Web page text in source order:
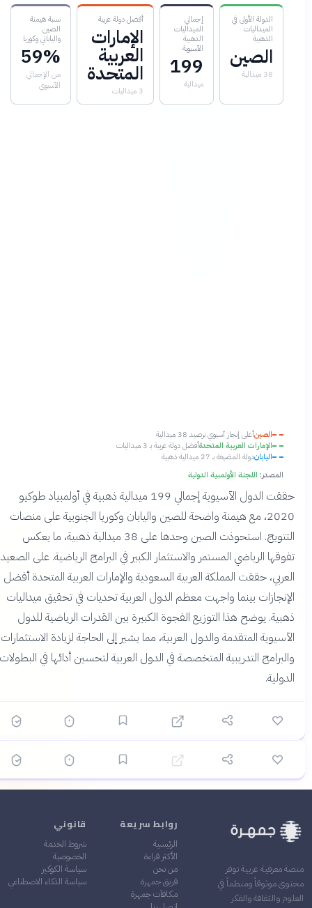
الدولة الأولى في
الميداليات
الذهبية
الصين
إجمالي
الميداليات
الذهبية
الآسيوية
199
ميدالية
أفضل دولة عربية
الإمارات
العربية
المتحدة
نسبة هيمنة
الصين
والياباني وكوريا
59%
من الإجمالي
الآسيوي
الصينأعلى إنجاز آسيوي برصيد 38 ميدالية
الإمارات العربية المتحدةأفضل دولة عربية بـ 3 ميداليات
الياباندولة المضيفة بـ 27 ميدالية ذهبية
المصدر:اللجنة الأولمبية الدولية
حققت الدول الآسيوية إجمالي 199 ميدالية ذهبية في أولمبياد طوكيو
2020، مع هيمنة واضحة للصين واليابان وكوريا الجنوبية على منصات
التتويج. استحوذت الصين وحدها على 38 ميدالية ذهبية، ما يعكس
تفوقها الرياضي المستمر والاستثمار الكبير في البرامج الرياضية. على الصعيد
العربي، حققت المملكة العربية السعودية والإمارات العربية المتحدة أفضل
الإنجازات بينما واجهت معظم الدول العربية تحديات في تحقيق ميداليات
ذهبية. يوضح هذا التوزيع الفجوة الكبيرة بين القدرات الرياضية للدول
الآسيوية المتقدمة والدول العربية، مما يشير إلى الحاجة لزيادة الاستثمارات
والبرامج التدريبية المتخصصة في الدول العربية لتحسين أدائها في البطولات
الدولية.
؟ حماسة سباق الوقت
الألعاب الأولمبية: الإنجازات والأرقام القياسية
سؤال
معرفية عربية توفر
موثوقاً ومنظماً في
والثقافة والفكر
روابط سريعة
الرئيسية
الأكثر قراءة
من نحن
فريق جمهرة
مكافآت جمهرة
قانوني
شروط الخدمة
الخصوصية
سياسة الكوكيز
سياسة الذكاء الاصطناعي